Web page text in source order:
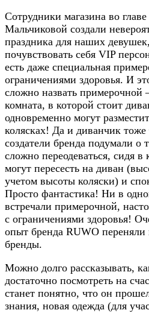
Сотрудники магазина во
Мальчиковой создали
праздника для наших
почувствовать себя VIP
есть даже специальная
ограничениями здоровья. И
сложно назвать примерочной
комната, в которой стоит
одновременно могут
колясках! Да и диванчик тоже
создатели бренда подумали о
сложно переодеваться, сидя в
могут пересесть на диван
учетом высоты коляски) и
Просто фантастика! Ни в
встречали примерочной,
с ограничениями здоровья!
опыт бренда RUWO переняли
бренды.
Можно долго рассказывать,
достаточно посмотреть на
станет понятно, что он
знания, новая одежда (для